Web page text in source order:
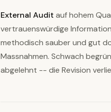
External Audit auf hohem
vertrauenswürdige
methodisch sauber und gut
Massnahmen. Schwach
abgelehnt -- die Revision